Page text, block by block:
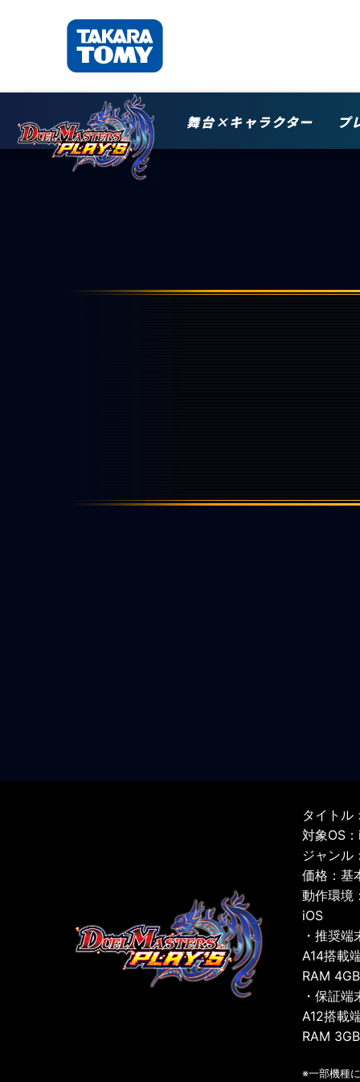
舞台×キャラクター プ
タイトル
対象OS
ジャンル
価格：基
動作環境
iOS
・推奨端
A14搭載
RAM
・保証端
A12搭載
RAM
※一部機種